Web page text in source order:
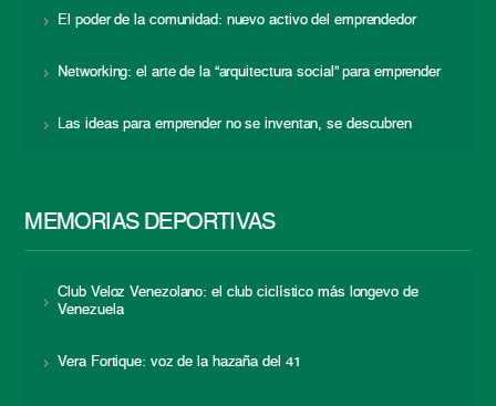
El poder de la comunidad: nuevo activo del emprendedor
Networking: el arte de la “arquitectura social” para emprender
Las ideas para emprender no se inventan, se descubren
MEMORIAS DEPORTIVAS
Club Veloz Venezolano: el club ciclístico más longevo de
Venezuela
Vera Fortique: voz de la hazaña del 41